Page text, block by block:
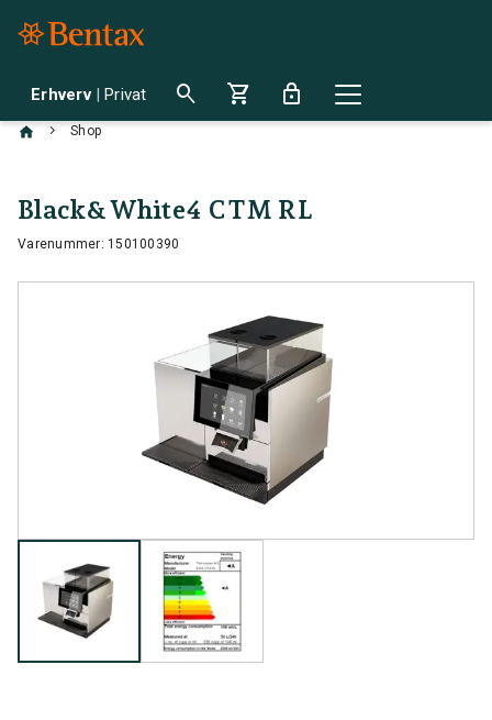
Erhverv | Privat search shopping_cart lock
chevron_right Shop
Black&White4 CTM RL
Varenummer: 150100390